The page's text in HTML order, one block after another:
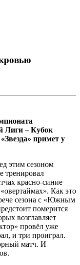
Лиги – Кубок
примет у
этим сезоном
тренировал
красно-синие
Как это
сезона с «Южным
померится
возглавляет
провёл уже
и три проиграл.
матч. И